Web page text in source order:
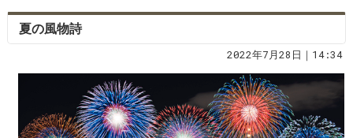
夏の風物詩
2022年7月28日｜14:34